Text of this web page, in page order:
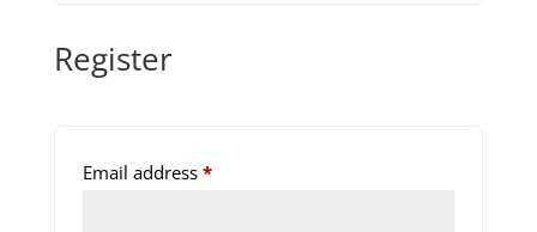
Register
Email address *Required